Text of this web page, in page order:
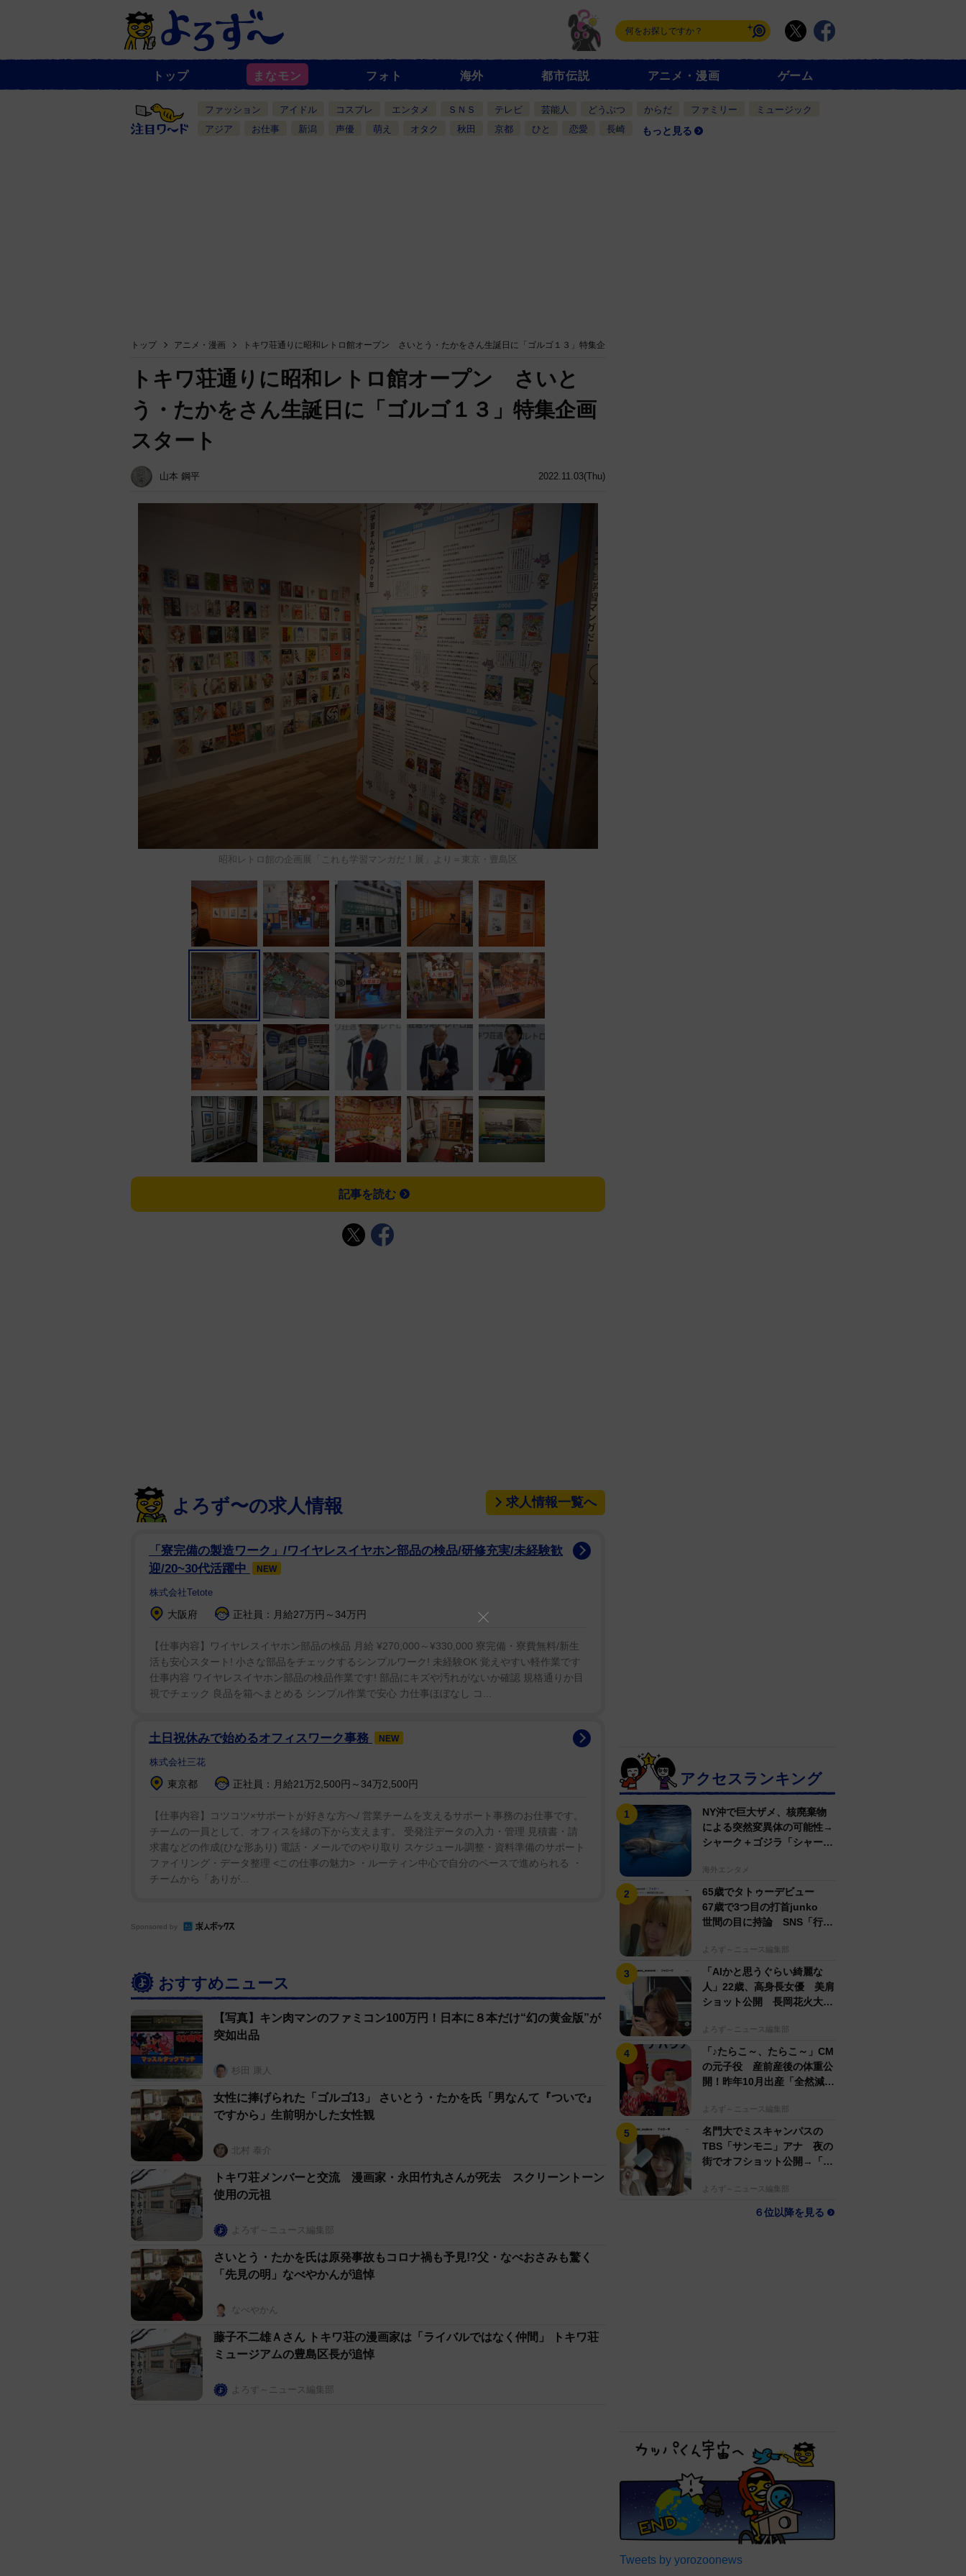
ュ
一
覧
トップ まなモン フォト 海外 都市伝説 アニメ・漫画 ゲーム
ファッション アイドル コスプレ エンタメ ＳＮＳ テレビ 芸能人 どうぶつ からだ ファミリー
ミュージック
アジア
お仕事 新潟 声優 萌え オタク 秋田 京都 ひと 恋愛 長崎 もっと見る
トップ アニメ・漫画 トキワ荘通りに昭和レトロ館オープン さいとう・たかをさん生誕日に「ゴルゴ１３」特集企
2022.11.03(Thu)
トキワ荘通りに昭和レトロ館オープン さいと
う・たかをさん生誕日に「ゴルゴ１３」特集企画
スタート
山本 鋼平
昭和レトロ館の企画展「これも学習マンガだ！展」より＝東京・豊島区
記事を読む
よろず〜の求人情報 求人情報一覧へ
「寮完備の製造ワーク」/ワイヤレスイヤホン部品の検品/研修充実/未経験歓
迎/20~30代活躍中
NEW
株式会社Tetote
大阪府 正社員：月給27万円～34万円
【仕事内容】ワイヤレスイヤホン部品の検品 月給 ¥270,000～¥330,000 寮完備・寮費無料/新生
活も安心スタート! 小さな部品をチェックするシンプルワーク! 未経験OK 覚えやすい軽作業です
仕事内容 ワイヤレスイヤホン部品の検品作業です! 部品にキズや汚れがないか確認 規格通りか目
視でチェック 良品を箱へまとめる シンプル作業で安心 力仕事ほぼなし コ...
土日祝休みで始めるオフィスワーク事務 NEW
株式会社三花
東京都 正社員：月給21万2,500円～34万2,500円
【仕事内容】コツコツ×サポートが好きな方へ/ 営業チームを支えるサポート事務のお仕事です。
チームの一員として、オフィスを縁の下から支えます。 受発注データの入力・管理 見積書・請
求書などの作成(ひな形あり) 電話・メールでのやり取り スケジュール調整・資料準備のサポート
ファイリング・データ整理 <この仕事の魅力> ・ルーティン中心で自分のペースで進められる ・
チームから「ありが...
Sponsored by
おすすめニュース
【写真】キン肉マンのファミコン100万円！日本に８本だけ“幻の黄金版”が
突如出品
杉田 康人
女性に捧げられた「ゴルゴ13」 さいとう・たかを氏「男なんて『ついで』
ですから」生前明かした女性観
北村 泰介
トキワ荘メンバーと交流 漫画家・永田竹丸さんが死去 スクリーントーン
使用の元祖
よろず～ニュース編集部
さいとう・たかを氏は原発事故もコロナ禍も予見!?父・なべおさみも驚く
「先見の明」なべやかんが追悼
なべやかん
藤子不二雄Ａさん トキワ荘の漫画家は「ライバルではなく仲間」 トキワ荘
ミュージアムの豊島区長が追悼
よろず～ニュース編集部
アクセスランキング
NY沖で巨大ザメ、核廃棄物
による突然変異体の可能性→
シャーク＋ゴジラ「シャーク
海外エンタメ
65歳でタトゥーデビュー
67歳で3つ目の打首junko
世間の目に持論 SNS「行動
よろず～ニュース編集部
「AIかと思うぐらい綺麗な
人」22歳、高身長女優 美肩
ショット公開 長岡花火大会
よろず～ニュース編集部
「♪たらこ～、たらこ～」CM
の元子役 産前産後の体重公
開！昨年10月出産「全然減ら
よろず～ニュース編集部
名門大でミスキャンパスの
TBS「サンモニ」アナ 夜の
街でオフショット公開→「ノ
よろず～ニュース編集部
６位以降を見る
Tweets by yorozoonews